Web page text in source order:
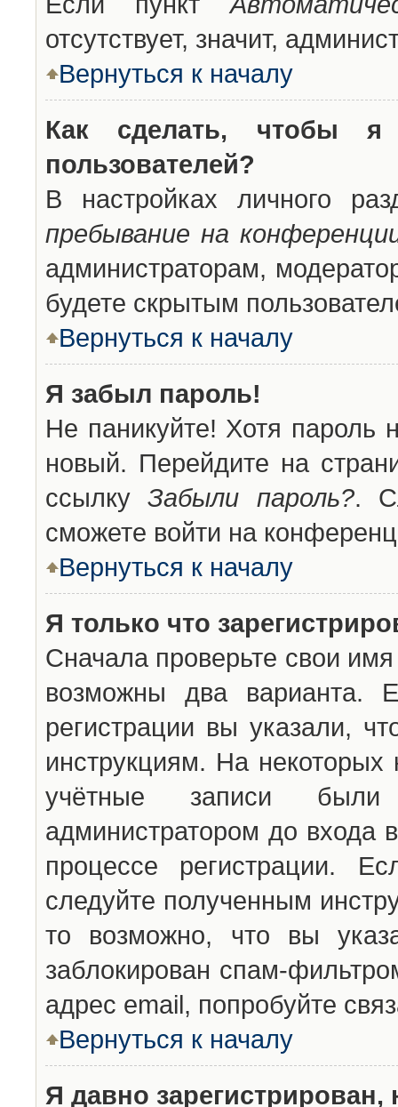
отсутствует, значит,
Вернуться к началу
Как сделать, чтобы
пользователей?
В настройках личного
пребывание на
администраторам,
будете скрытым
Вернуться к началу
Я забыл пароль!
Не паникуйте! Хотя пароль
новый. Перейдите на
ссылкуЗабыли пароль?.
сможете войти на
Вернуться к началу
Я только что
Сначала проверьте свои
возможны два варианта.
регистрации вы указали,
инструкциям. На
учётные записи были
администратором до входа
процессе регистрации.
следуйте полученным
то возможно, что вы
заблокирован спам-
адрес email, попробуйте
Вернуться к началу
Я давно